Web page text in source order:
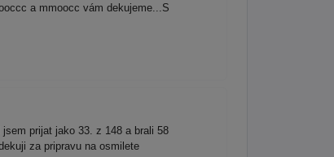
a mmoocc vám dekujeme...S
prijat jako 33. z 148 a brali 58
za pripravu na osmilete